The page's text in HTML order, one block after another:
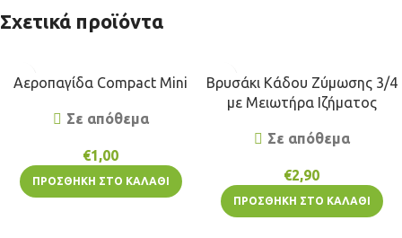
Σχετικά προϊόντα
Αεροπαγίδα Compact Mini
Σε απόθεμα
€1,00
ΠΡΟΣΘΉΚΗ ΣΤΟ ΚΑΛΆΘΙ
Βρυσάκι Κάδου Ζύμωσης 3/4
με Μειωτήρα Ιζήματος
Σε απόθεμα
€2,90
ΠΡΟΣΘΉΚΗ ΣΤΟ ΚΑΛΆΘΙ